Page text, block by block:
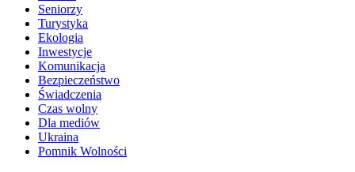
Seniorzy
Turystyka
Ekologia
Inwestycje
Komunikacja
Bezpieczeństwo
Świadczenia
Czas wolny
Dla mediów
Ukraina
Pomnik Wolności